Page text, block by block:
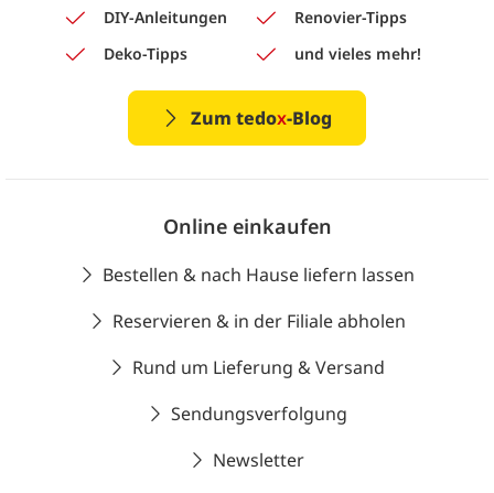
DIY-Anleitungen
Renovier-Tipps
Deko-Tipps
und vieles mehr!
Zum tedox-Blog
Online einkaufen
Bestellen & nach Hause liefern lassen
Reservieren & in der Filiale abholen
Rund um Lieferung & Versand
Sendungsverfolgung
Newsletter